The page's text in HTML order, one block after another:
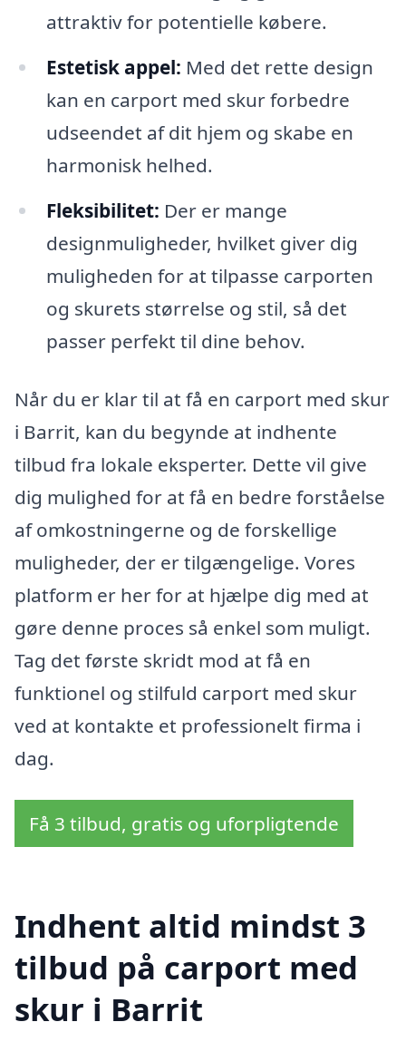
attraktiv for potentielle købere.
Estetisk appel: Med det rette design
kan en carport med skur forbedre
udseendet af dit hjem og skabe en
harmonisk helhed.
Fleksibilitet: Der er mange
designmuligheder, hvilket giver dig
muligheden for at tilpasse carporten
og skurets størrelse og stil, så det
passer perfekt til dine behov.
Når du er klar til at få en carport med skur
i Barrit, kan du begynde at indhente
tilbud fra lokale eksperter. Dette vil give
dig mulighed for at få en bedre forståelse
af omkostningerne og de forskellige
muligheder, der er tilgængelige. Vores
platform er her for at hjælpe dig med at
gøre denne proces så enkel som muligt.
Tag det første skridt mod at få en
funktionel og stilfuld carport med skur
ved at kontakte et professionelt firma i
dag.
Få 3 tilbud, gratis og uforpligtende
Indhent altid mindst 3
tilbud på carport med
skur i Barrit